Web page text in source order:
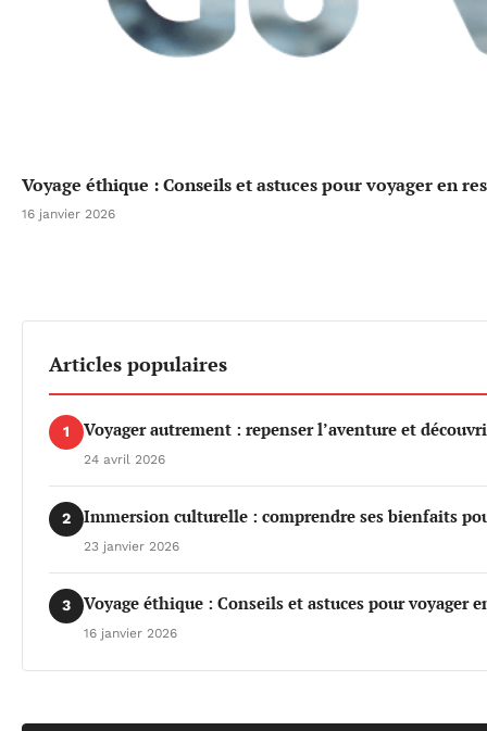
Voyage éthique : Conseils et astuces pour voyager en
16 janvier 2026
Articles populaires
1 Voyager autrement : repenser l’aventure et
24 avril 2026
2 Immersion culturelle : comprendre ses bienfaits
23 janvier 2026
3 Voyage éthique : Conseils et astuces pour voyager
16 janvier 2026